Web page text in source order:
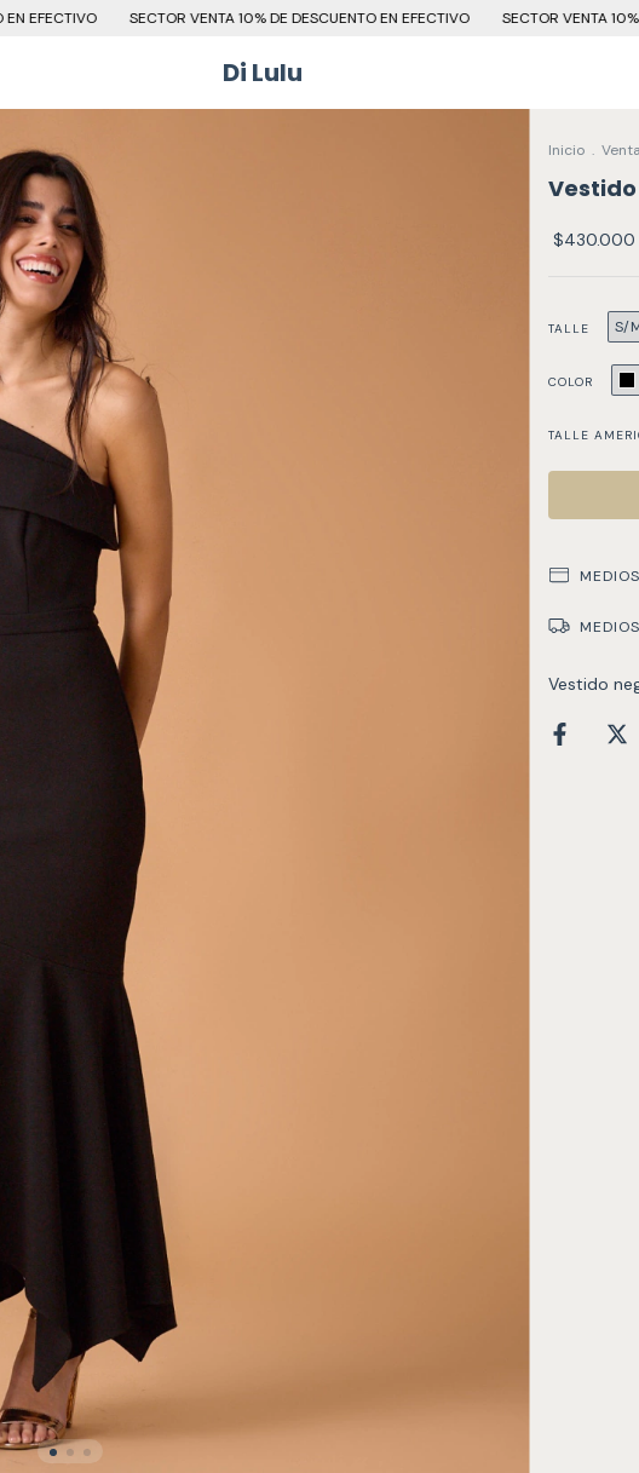
VENTA 10% DE DESCUENTO EN EFECTIVO SECTOR VENTA 10% DE DESCUENTO EN
Di Lulu
Inicio . Venta
$430.000
TALLE S/
COLOR
TALLE
Vestido